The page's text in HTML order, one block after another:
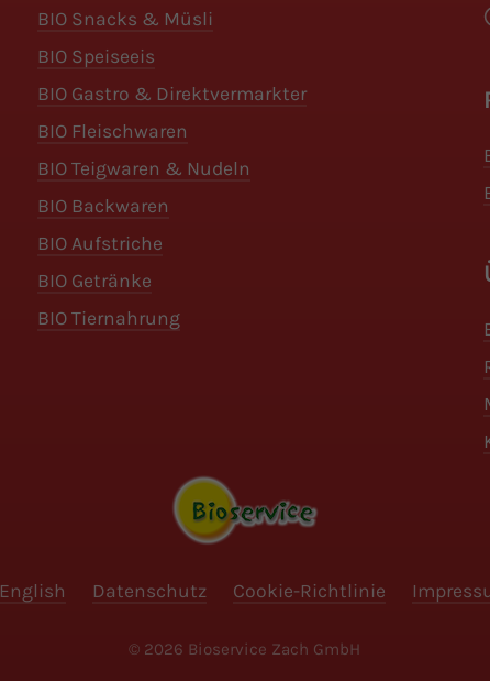
BIO Snacks & Müsli
BIO Speiseeis
BIO Gastro & Direktvermarkter
BIO Fleischwaren
BIO Teigwaren & Nudeln
BIO Backwaren
BIO Aufstriche
BIO Getränke
BIO Tiernahrung
English Datenschutz Cookie-Richtlinie
© 2026 Bioservice Zach GmbH